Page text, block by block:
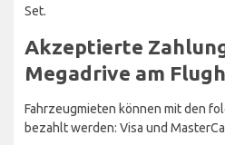
Set.
Akzeptierte
Megadrive am
Fahrzeugmieten können mit den
bezahlt werden: Visa und